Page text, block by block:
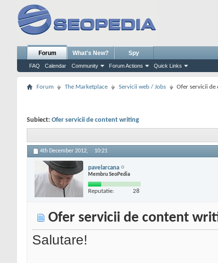
Forum
FAQ Calendar Community Forum Actions Quick Links
What's New? Spy
Forum The Marketplace Servicii web / Jobs Ofer servicii
Subiect: Ofer servicii de content writing
4th December 2012, 10:21
pavelarcana
Membru SeoPedia
Reputatie: 28
Ofer servicii de content
Salutare!